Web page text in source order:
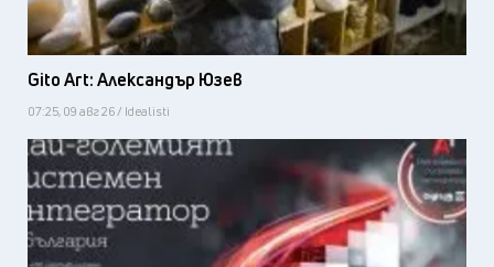
Gito Art: Александър Юзев
07:25, 09 авг 26 / Idealisti